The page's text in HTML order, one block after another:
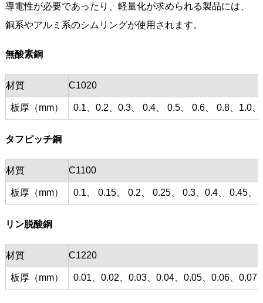
導電性が必要であったり、軽量化が求められる製品には、
銅系やアルミ系のシムリングが使用されます。
無酸素銅
材質 C1020
板厚（mm） 0.1、0.2、0.3、 0.4、 0.5、 0.6、 0.8、1.0
タフピッチ銅
材質 C1100
板厚（mm） 0.1、 0.15、 0.2、 0.25、 0.3、0.4、 0.45、
リン脱酸銅
材質 C1220
板厚（mm） 0.01、0.02、0.03、0.04、0.05、0.06、0.07